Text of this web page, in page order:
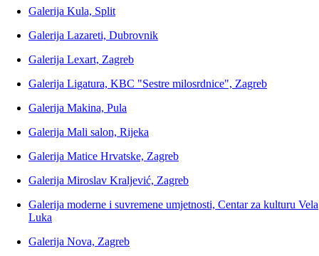
Galerija Kula, Split
Galerija Lazareti, Dubrovnik
Galerija Lexart, Zagreb
Galerija Ligatura, KBC "Sestre milosrdnice", Zagreb
Galerija Makina, Pula
Galerija Mali salon, Rijeka
Galerija Matice Hrvatske, Zagreb
Galerija Miroslav Kraljević, Zagreb
Galerija moderne i suvremene umjetnosti, Centar za kulturu Vela
Luka
Galerija Nova, Zagreb